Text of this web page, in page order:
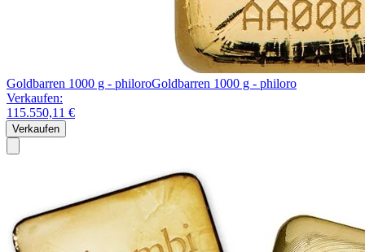
Goldbarren 1000 g - philoroGoldbarren 1000 g - philoro
Verkaufen:
115.550,11 €
Verkaufen